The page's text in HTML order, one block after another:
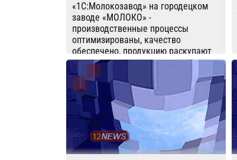
«1С:Молокозавод» на городецком
заводе «МОЛОКО» -
производственные процессы
оптимизированы, качество
обеспечено, продукцию раскупают
без остатка